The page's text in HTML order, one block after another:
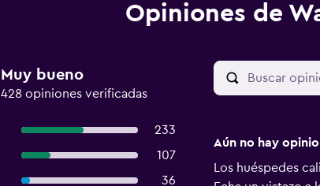
Opiniones de
Muy bueno
428 opiniones verificadas
233
107
36
Aún no hay
Los huéspedes